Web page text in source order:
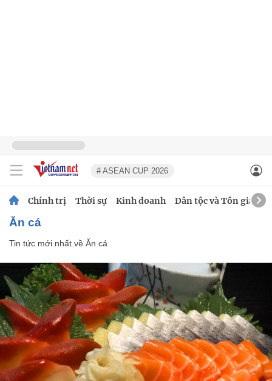
# ASEAN CUP 2026
Chính trị Thời sự Kinh doanh Dân tộc và Tôn giáo
Ăn cá
Tin tức mới nhất về Ăn cá